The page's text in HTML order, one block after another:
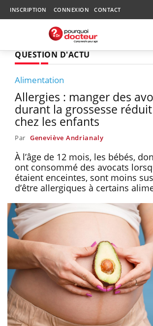
INSCRIPTION CONNEXION CONTACT
QUESTION D'ACTU
Alimentation
Allergies : manger des
durant la grossesse
chez les enfants
Par Geneviève Andrianaly
À l’âge de 12 mois, les bébés,
ont consommé des avocats
étaient enceintes, sont moins
d’être allergiques à certains